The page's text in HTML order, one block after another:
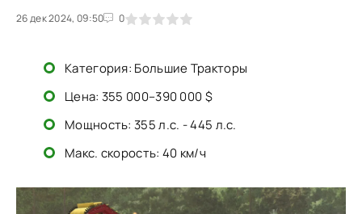
26 дек 2024, 09:50 0
1 2 3 4 5
Категория: Большие Тракторы
Цена: 355 000–390 000 $
Мощность: 355 л.с. - 445 л.с.
Макс. скорость: 40 км/ч